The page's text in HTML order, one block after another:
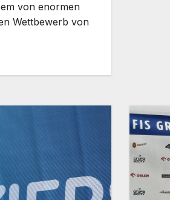
von enormen
Wettbewerb von